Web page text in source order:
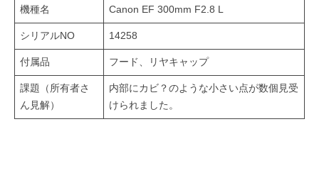
機種名 Canon EF 300mm F2.8 L
シリアルNO 14258
付属品 フード、リヤキャップ
課題（所有者さ
ん見解）
内部にカビ？のような小さい点が数個見受
けられました。